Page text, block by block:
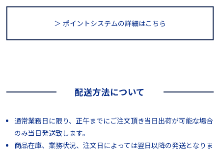
＞ ポイントシステムの詳細はこちら
配送方法について
通常業務日に限り、正午までにご注文頂き当日出荷が可能な場合
のみ当日発送致します。
商品在庫、業務状況、注文日によっては翌日以降の発送となりま